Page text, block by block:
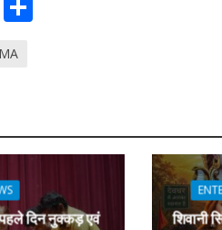
का सफर, अब ‘ओम गोल्डन फ्यूचर मूवीज़’ के साथ
दिन नुक्कड़ एवं
शिवानी